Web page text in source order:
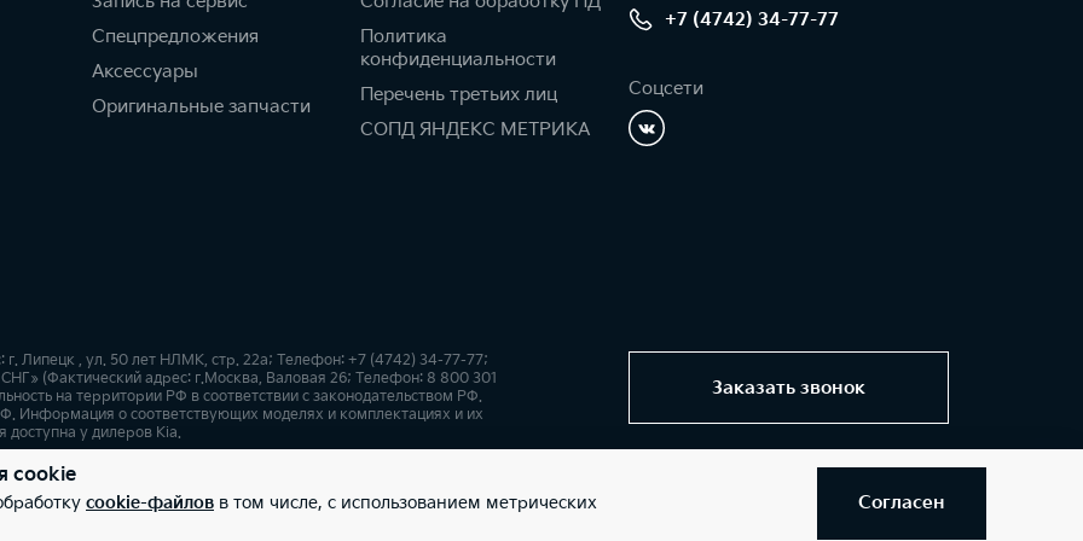
Спецпредложения
Аксессуары
Оригинальные запчасти
Политика
конфиденциальности
Перечень третьих лиц
СОПД ЯНДЕКС МЕТРИКА
+7 (4742) 34-77-77
Соцсети
Заказать звонок
Липецк , ул. 50 лет НЛМК, стр. 22а; Телефон: +7 (4742) 34-77-77;
(Фактический адрес: г.Москва, Валовая 26; Телефон: 8 800 301
на территории РФ в соответствии с законодательством РФ.
Информация о соответствующих моделях и комплектациях и их
у дилеров Kia.
Карта сайта
cookie
cookie-файлов в том числе, с использованием метрических
Согласен